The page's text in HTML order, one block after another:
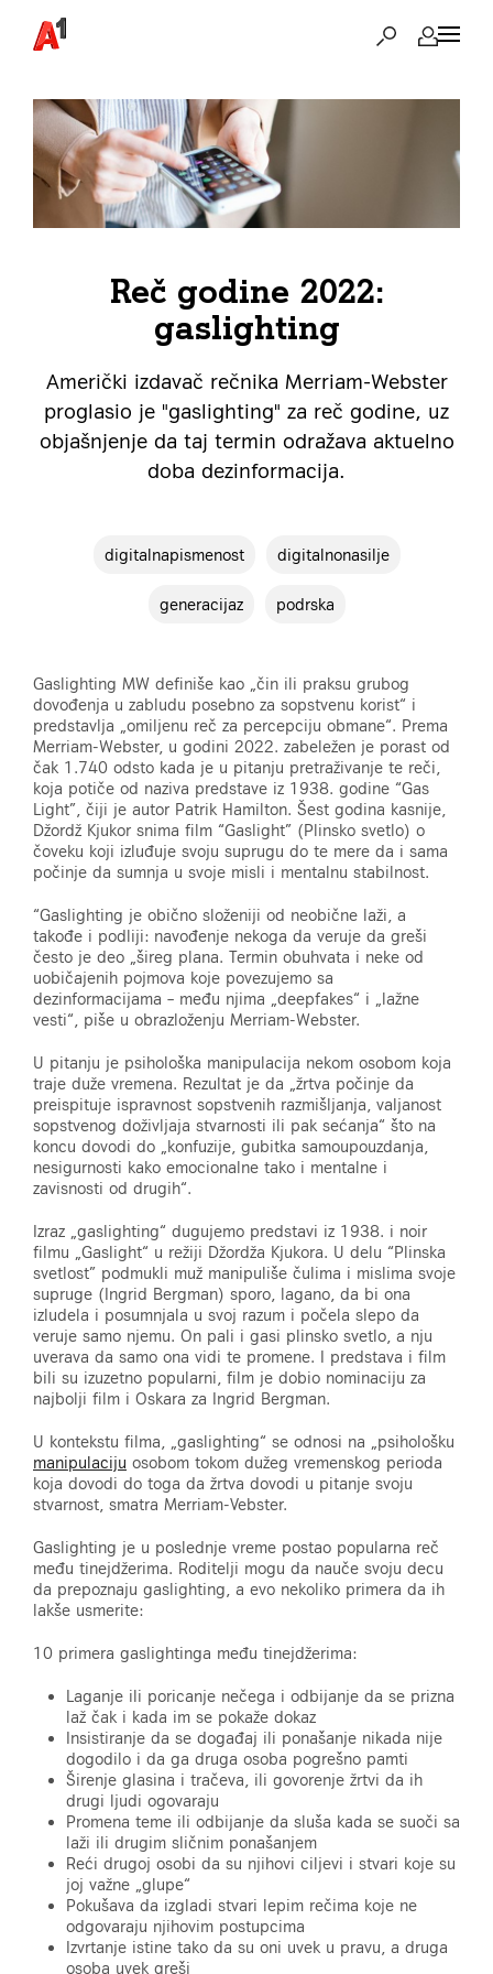
Reč godine 2022:
gaslighting
Američki izdavač rečnika Merriam-Webster
proglasio je "gaslighting" za reč godine, uz
objašnjenje da taj termin odražava aktuelno
doba dezinformacija.
digitalnapismenost digitalnonasilje
generacijaz podrska
Gaslighting MW definiše kao „čin ili praksu grubog
dovođenja u zabludu posebno za sopstvenu korist“ i
predstavlja „omiljenu reč za percepciju obmane“. Prema
Merriam-Webster, u godini 2022. zabeležen je porast od
čak 1.740 odsto kada je u pitanju pretraživanje te reči,
koja potiče od naziva predstave iz 1938. godine “Gas
Light”, čiji je autor Patrik Hamilton. Šest godina kasnije,
Džordž Kjukor snima film “Gaslight” (Plinsko svetlo) o
čoveku koji izluđuje svoju suprugu do te mere da i sama
počinje da sumnja u svoje misli i mentalnu stabilnost.
“Gaslighting je obično složeniji od neobične laži, a
takođe i podliji: navođenje nekoga da veruje da greši
često je deo „šireg plana. Termin obuhvata i neke od
uobičajenih pojmova koje povezujemo sa
dezinformacijama – među njima „deepfakes“ i „lažne
vesti“, piše u obrazloženju Merriam-Webster.
U pitanju je psihološka manipulacija nekom osobom koja
traje duže vremena. Rezultat je da „žrtva počinje da
preispituje ispravnost sopstvenih razmišljanja, valjanost
sopstvenog doživljaja stvarnosti ili pak sećanja“ što na
koncu dovodi do „konfuzije, gubitka samoupouzdanja,
nesigurnosti kako emocionalne tako i mentalne i
zavisnosti od drugih“.
Izraz „gaslighting“ dugujemo predstavi iz 1938. i noir
filmu „Gaslight“ u režiji Džordža Kjukora. U delu “Plinska
svetlost” podmukli muž manipuliše čulima i mislima svoje
supruge (Ingrid Bergman) sporo, lagano, da bi ona
izludela i posumnjala u svoj razum i počela slepo da
veruje samo njemu. On pali i gasi plinsko svetlo, a nju
uverava da samo ona vidi te promene. I predstava i film
bili su izuzetno popularni, film je dobio nominaciju za
najbolji film i Oskara za Ingrid Bergman.
U kontekstu filma, „gaslighting“ se odnosi na „psihološku
manipulaciju osobom tokom dužeg vremenskog perioda
koja dovodi do toga da žrtva dovodi u pitanje svoju
stvarnost, smatra Merriam-Vebster.
Gaslighting je u poslednje vreme postao popularna reč
među tinejdžerima. Roditelji mogu da nauče svoju decu
da prepoznaju gaslighting, a evo nekoliko primera da ih
lakše usmerite:
10 primera gaslightinga među tinejdžerima:
Laganje ili poricanje nečega i odbijanje da se prizna
laž čak i kada im se pokaže dokaz
Insistiranje da se događaj ili ponašanje nikada nije
dogodilo i da ga druga osoba pogrešno pamti
Širenje glasina i tračeva, ili govorenje žrtvi da ih
drugi ljudi ogovaraju
Promena teme ili odbijanje da sluša kada se suoči sa
laži ili drugim sličnim ponašanjem
Reći drugoj osobi da su njihovi ciljevi i stvari koje su
joj važne „glupe“
Pokušava da izgladi stvari lepim rečima koje ne
odgovaraju njihovim postupcima
Izvrtanje istine tako da su oni uvek u pravu, a druga
osoba uvek greši